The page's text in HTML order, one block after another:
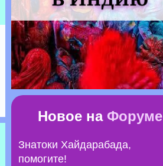
Новое на Форуме
Знатоки Хайдарабада,
помогите!